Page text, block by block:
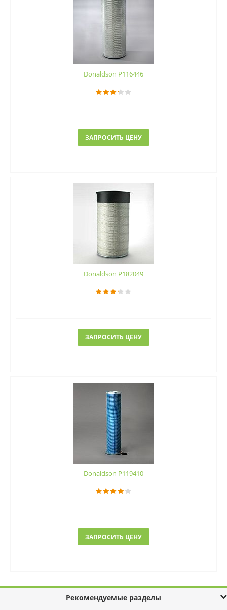
Donaldson P116446
ЗАПРОСИТЬ ЦЕНУ
Donaldson P182049
ЗАПРОСИТЬ ЦЕНУ
Donaldson P119410
ЗАПРОСИТЬ ЦЕНУ
Рекомендуемые разделы